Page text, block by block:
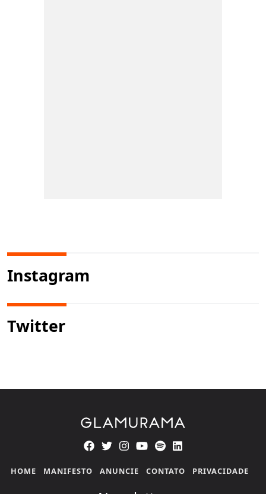
Instagram
Twitter
HOME MANIFESTO ANUNCIE CONTATO PRIVACIDADE